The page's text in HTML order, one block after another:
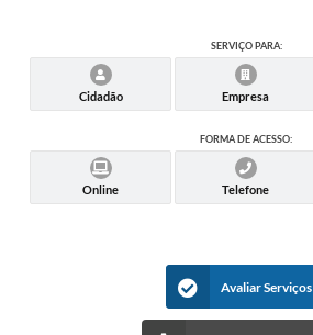
DIÁRIO OFICIAL
CONTATO
ELEIÇÕES INDIRETAS | DOCUMENTOS
Próxima Sessão
Estrutura Administrativa
SERVIÇO PARA:
Cidadão Empresa
FORMA DE ACESSO:
Online Telefone
Avaliar Serviços